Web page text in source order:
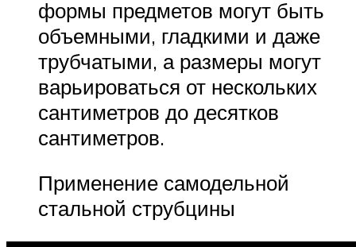
формы предметов могут быть
объемными, гладкими и даже
трубчатыми, а размеры могут
варьироваться от нескольких
сантиметров до десятков
сантиметров.
Применение самодельной
стальной струбцины